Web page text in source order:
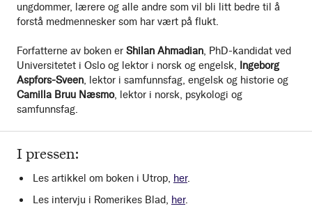
I pressen:
Les artikkel om boken i Utrop, her.
Les intervju i Romerikes Blad, her.
ungdommer, lærere og alle andre som vil bli litt bedre til å
forstå medmennesker som har vært på flukt.
Forfatterne av boken er Shilan Ahmadian, PhD-kandidat ved
Universitetet i Oslo og lektor i norsk og engelsk, Ingeborg
Aspfors-Sveen, lektor i samfunnsfag, engelsk og historie og
Camilla Bruu Næsmo, lektor i norsk, psykologi og
samfunnsfag.